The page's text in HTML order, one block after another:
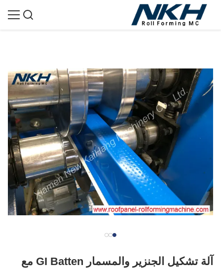
آلة تشكيل الجنزير والمسمار GI Batten مع